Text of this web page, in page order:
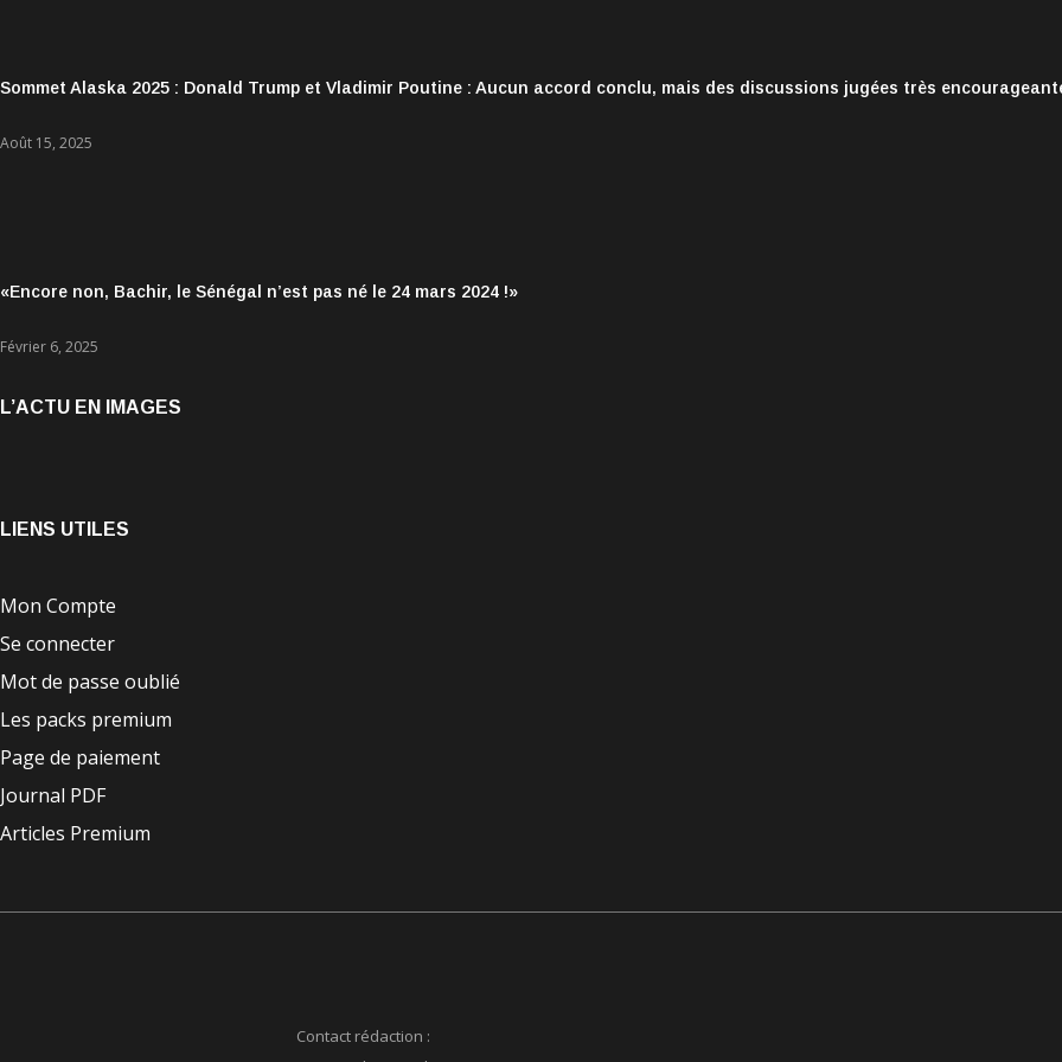
Sommet Alaska 2025 : Donald Trump et Vladimir Poutine : Aucun accord conclu, mais des discussions jugées très
Août 15, 2025
«Encore non, Bachir, le Sénégal n’est pas né le 24 mars 2024 !»
Février 6, 2025
L’ACTU EN IMAGES
LIENS UTILES
Mon Compte
Se connecter
Mot de passe oublié
Les packs premium
Page de paiement
Journal PDF
Articles Premium
Contact rédaction :